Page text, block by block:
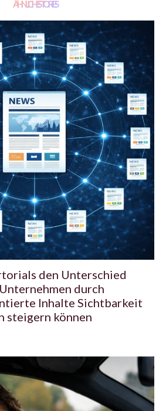
ÄHNLICHE STORIES
den Unterschied
durch
Inhalte Sichtbarkeit
steigern können